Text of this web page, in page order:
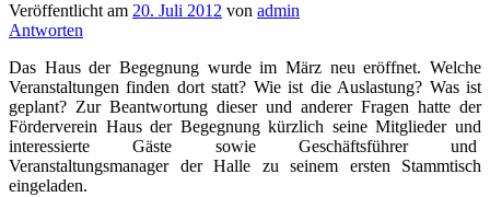
Veröffentlicht am 20. Juli 2012 von admin
Antworten
Das Haus der Begegnung wurde im März neu eröffnet. Welche
Veranstaltungen finden dort statt? Wie ist die Auslastung? Was ist
geplant? Zur Beantwortung dieser und anderer Fragen hatte der
Förderverein Haus der Begegnung kürzlich seine Mitglieder und
interessierte Gäste sowie Geschäftsführer und
Veranstaltungsmanager der Halle zu seinem ersten Stammtisch
eingeladen.